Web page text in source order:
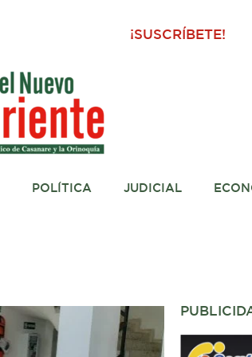
¡SUSCRÍBETE!
POLÍTICA JUDICIAL